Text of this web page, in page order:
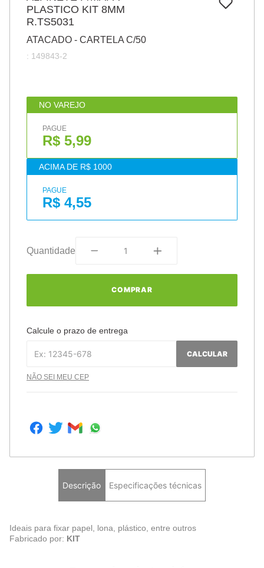
PLASTICO KIT 8MM
R.TS5031
ATACADO - CARTELA C/50
: 149843-2
NO VAREJO
PAGUE
R$ 5,99
ACIMA DE R$ 1000
PAGUE
R$ 4,55
Quantidade
COMPRAR
Calcule o prazo de entrega
CALCULAR
NÃO SEI MEU CEP
Descrição Especificações técnicas
Ideais para fixar papel, lona, plástico, entre outros
Fabricado por: KIT
pincel